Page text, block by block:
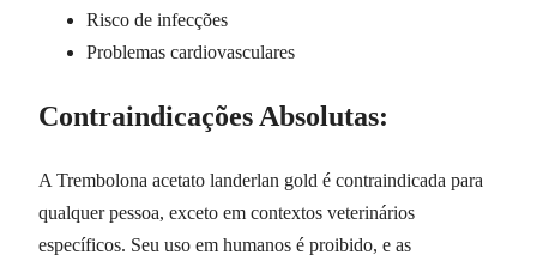
Risco de infecções
Problemas cardiovasculares
Contraindicações Absolutas:
A Trembolona acetato landerlan gold é contraindicada para
qualquer pessoa, exceto em contextos veterinários
específicos. Seu uso em humanos é proibido, e as